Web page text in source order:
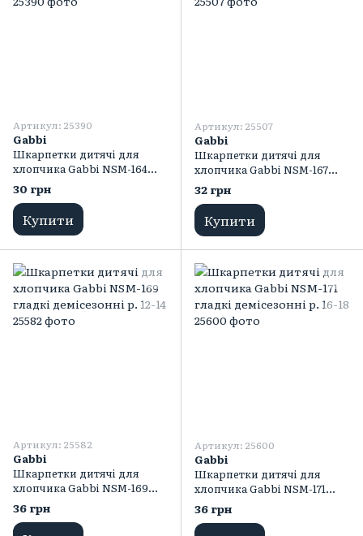
Артикул: 25390
Gabbi
Шкарпетки дитячі для
хлопчика Gabbi NSM-164
гладкі демісезонні р. 8-10
30 грн
Купити
Артикул: 25507
Gabbi
Шкарпетки дитячі для
хлопчика Gabbi NSM-167
гладкі демісезонні р. 10-12
32 грн
Купити
Артикул: 25582
Gabbi
Шкарпетки дитячі для
хлопчика Gabbi NSM-169
гладкі демісезонні р. 12-14
36 грн
Артикул: 25600
Gabbi
Шкарпетки дитячі для
хлопчика Gabbi NSM-171
гладкі демісезонні р. 16-18
36 грн